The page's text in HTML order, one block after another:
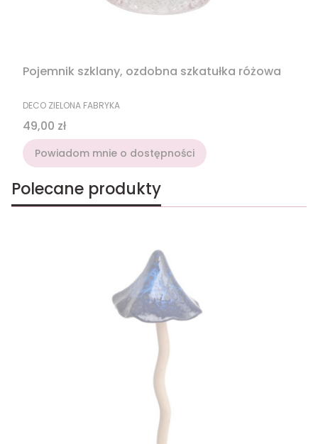
Pojemnik szklany, ozdobna szkatułka różowa
PRODUCENT
DECO ZIELONA FABRYKA
Cena
49,00 zł
Powiadom mnie o dostępności
Polecane produkty